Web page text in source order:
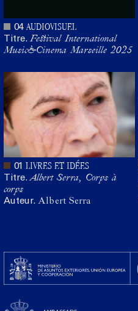
04 AUDIOVISUEL
Titre. Festival International
Music&Cinema Marseille 2025
01 LIVRES ET IDÉES
Titre. Albert Serra, Corps à
corps
Auteur. Albert Serra